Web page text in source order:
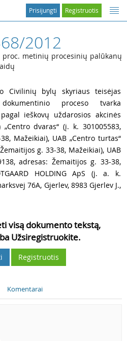
Registruotis
Prisijungti
2012
proc. metinių procesinių palūkanų
Civilinių bylų skyriaus teisėjas
proceso tvarka
ieškovų uždarosios akcinės
dvaras“ (į. k. 301005583,
Mažeikiai), UAB „Centro turtas“
g. 33-38, Mažeikiai), UAB
adresas: Žemaitijos g. 33-38,
HOLDING ApS (j. a. k.
76A, Gjerlev, 8983 Gjerlev J.,
visą dokumento tekstą,
Užsiregistruokite.
Registruotis
Komentarai